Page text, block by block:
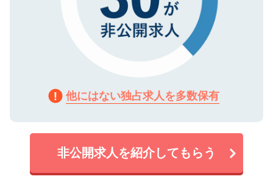
他にはない独占求人を多数保有
非公開求人を紹介してもらう